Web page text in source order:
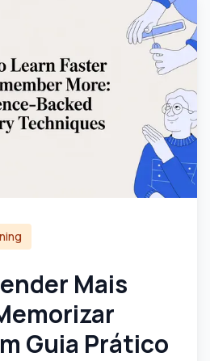
Mais
Guia Prático